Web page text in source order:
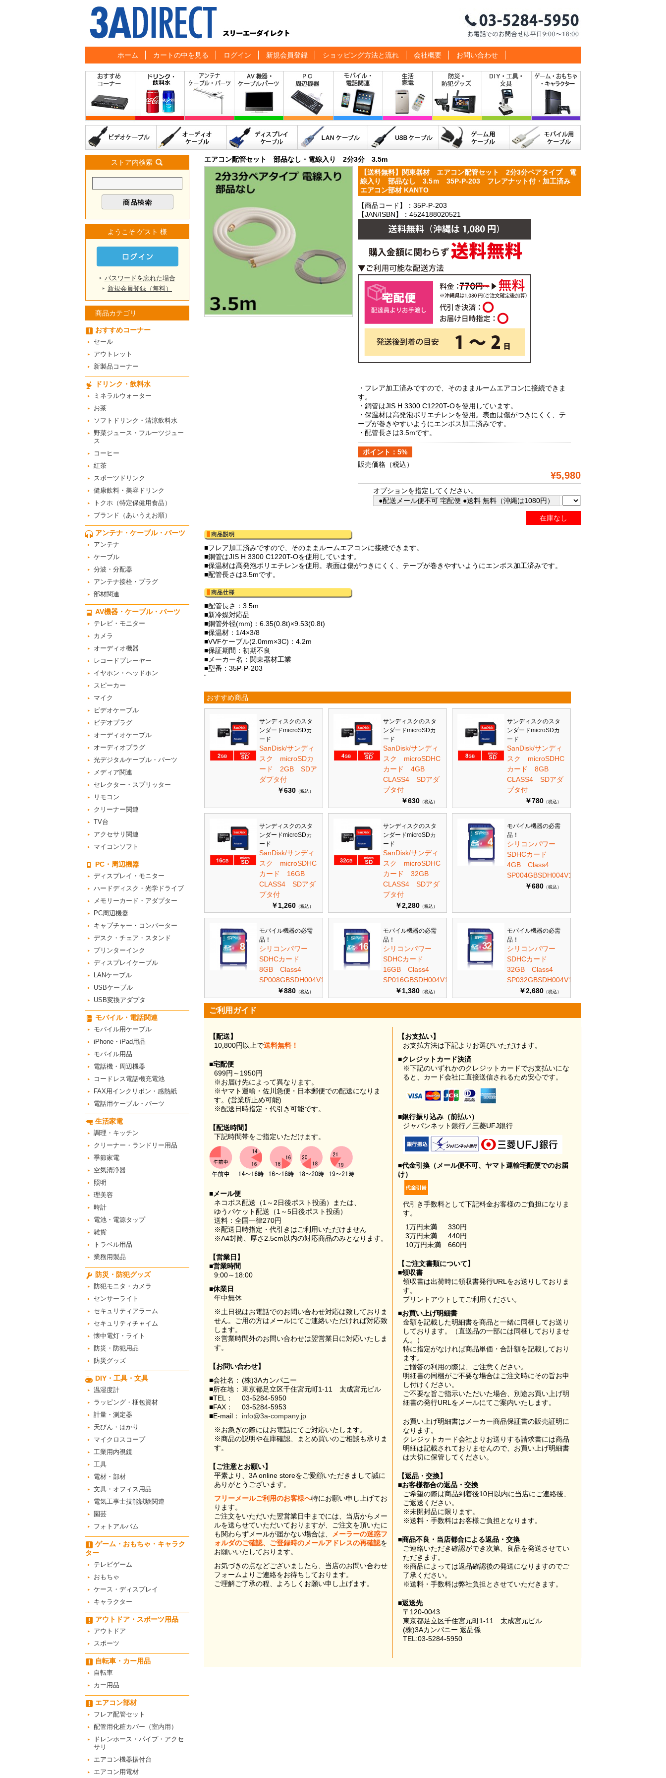
ホーム カートの中を見る ログイン 新規会員登録 ショッピング方法と流れ 会社概要 お問い合わせ
ストア内検索
ようこそ ゲスト 様
パスワードを忘れた場合
新規会員登録（無料）
商品カテゴリ
おすすめコーナー
セール
アウトレット
新製品コーナー
ドリンク・飲料水
ミネラルウォーター
お茶
ソフトドリンク・清涼飲料水
野菜ジュース・フルーツジュー
ス
コーヒー
紅茶
スポーツドリンク
健康飲料・美容ドリンク
トクホ（特定保健用食品）
ブランド（あいうえお順）
アンテナ・ケーブル・パーツ
アンテナ
ケーブル
分波・分配器
アンテナ接栓・プラグ
部材関連
AV機器・ケーブル・パーツ
テレビ・モニター
カメラ
オーディオ機器
レコードプレーヤー
イヤホン・ヘッドホン
スピーカー
マイク
ビデオケーブル
ビデオプラグ
オーディオケーブル
オーディオプラグ
光デジタルケーブル・パーツ
メディア関連
セレクター・スプリッター
リモコン
クリーナー関連
TV台
アクセサリ関連
マイコンソフト
PC・周辺機器
ディスプレイ・モニター
ハードディスク・光学ドライブ
メモリーカード・アダプター
PC周辺機器
キャプチャー・コンバーター
デスク・チェア・スタンド
プリンターインク
ディスプレイケーブル
LANケーブル
USBケーブル
USB変換アダプタ
モバイル・電話関連
モバイル用ケーブル
iPhone・iPad用品
モバイル用品
電話機・周辺機器
コードレス電話機充電池
FAX用インクリボン・感熱紙
電話用ケーブル・パーツ
生活家電
調理・キッチン
クリーナー・ランドリー用品
季節家電
空気清浄器
照明
理美容
時計
電池・電源タップ
雑貨
トラベル用品
業務用製品
防災・防犯グッズ
防犯モニタ・カメラ
センサーライト
セキュリティアラーム
セキュリティチャイム
懐中電灯・ライト
防災・防犯用品
防災グッズ
DIY・工具・文具
温湿度計
ラッピング・梱包資材
計量・測定器
天びん・はかり
マイクロスコープ
工業用内視鏡
工具
電材・部材
文具・オフィス用品
電気工事士技能試験関連
園芸
フォトアルバム
ゲーム・おもちゃ・キャラク
ター
テレビゲーム
おもちゃ
ケース・ディスプレイ
キャラクター
アウトドア・スポーツ用品
アウトドア
スポーツ
自転車・カー用品
自転車
カー用品
エアコン部材
フレア配管セット
配管用化粧カバー（室内用）
ドレンホース・パイプ・アクセ
サリ
エアコン機器据付台
エアコン用電材
エアコン配管セット 部品なし・電線入り 2分3分 3.5m
【送料無料】関東器材 エアコン配管セット 2分3分ペアタイプ 電
線入り 部品なし 3.5ｍ 35P-P-203 フレアナット付・加工済み
エアコン部材 KANTO
【商品コード】：35P-P-203
【JAN/ISBN】：4524188020521
・フレア加工済みですので、そのままルームエアコンに接続できま
す。
・銅管はJIS H 3300 C1220T-Oを使用しています。
・保温材は高発泡ポリエチレンを使用。表面は傷がつきにくく、テ
ープが巻きやすいようにエンボス加工済みです。
・配管長さは3.5mです。
ポイント：5%
販売価格 （税込）
¥5,980
オプションを指定してください。
●配送メール便不可 宅配便 ●送料 無料（沖縄は1080円）
在庫なし
■フレア加工済みですので、そのままルームエアコンに接続できます。
■銅管はJIS H 3300 C1220T-Oを使用しています。
■保温材は高発泡ポリエチレンを使用。表面は傷がつきにくく、テープが巻きやすいようにエンボス加工済みです。
■配管長さは3.5mです。
■配管長さ：3.5m
■新冷媒対応品
■銅管外径(mm)：6.35(0.8t)×9.53(0.8t)
■保温材：1/4×3/8
■VVFケーブル(2.0mm×3C)：4.2m
■保証期間：初期不良
■メーカー名：関東器材工業
■型番：35P-P-203
“
おすすめ商品
サンディスクのスタ
ンダードmicroSDカ
ード
SanDisk/サンディ
スク microSDカ
ード 2GB SDア
ダプタ付
￥630 （税込）
サンディスクのスタ
ンダードmicroSDカ
ード
SanDisk/サンディ
スク microSDHC
カード 4GB
CLASS4 SDアダ
プタ付
￥630 （税込）
サンディスクのスタ
ンダードmicroSDカ
ード
SanDisk/サンディ
スク microSDHC
カード 8GB
CLASS4 SDアダ
プタ付
￥780 （税込）
サンディスクのスタ
ンダードmicroSDカ
ード
SanDisk/サンディ
スク microSDHC
カード 16GB
CLASS4 SDアダ
プタ付
￥1,260 （税込）
サンディスクのスタ
ンダードmicroSDカ
ード
SanDisk/サンディ
スク microSDHC
カード 32GB
CLASS4 SDアダ
プタ付
￥2,280 （税込）
モバイル機器の必需
品！
シリコンパワー
SDHCカード
4GB Class4
SP004GBSDH004V10
￥680 （税込）
モバイル機器の必需
品！
シリコンパワー
SDHCカード
8GB Class4
SP008GBSDH004V10
￥880 （税込）
モバイル機器の必需
品！
シリコンパワー
SDHCカード
16GB Class4
SP016GBSDH004V10
￥1,380 （税込）
モバイル機器の必需
品！
シリコンパワー
SDHCカード
32GB Class4
SP032GBSDH004V10
￥2,680 （税込）
ご利用ガイド
【配送】
10,800円以上で送料無料！
■宅配便
699円～1950円
※お届け先によって異なります。
※ヤマト運輸・佐川急便・日本郵便での配送になりま
す。(営業所止め可能)
※配送日時指定・代引き可能です。
【配送時間】
下記時間帯をご指定いただけます。
■メール便
ネコポス配送（1～2日後ポスト投函）または、
ゆうパケット配送（1～5日後ポスト投函）
送料：全国一律270円
※配送日時指定・代引きはご利用いただけません
※A4封筒、厚さ2.5cm以内の対応商品のみとなります。
【営業日】
■営業時間
9:00～18:00
■休業日
年中無休
※土日祝はお電話でのお問い合わせ対応は致しておりま
せん。ご用の方はメールにてご連絡いただければ対応致
します。
※営業時間外のお問い合わせは翌営業日に対応いたしま
す。
【お問い合わせ】
■会社名： (株)3Aカンパニー
■所在地： 東京都足立区千住宮元町1-11 太成宮元ビル
■TEL：
03-5284-5950
■FAX：
03-5284-5953
■E-mail：
info@3a-company.jp
※お急ぎの際にはお電話にてご対応いたします。
※商品の説明や在庫確認、まとめ買いのご相談も承りま
す。
【ご注意とお願い】
平素より、3A online storeをご愛顧いただきまして誠に
ありがとうございます。
フリーメールご利用のお客様へ特にお願い申し上げてお
ります。
ご注文をいただいた翌営業日中までには、当店からメー
ルを送らせていただいておりますが、ご注文を頂いたに
も関わらずメールが届かない場合は、
メーラーの迷惑フ
ォルダのご確認、ご登録時のメールアドレスの再確認を
お願いいたしております。
お気づきの点などございましたら、当店のお問い合わせ
フォームよりご連絡をお待ちしております。
ご理解ご了承の程、よろしくお願い申し上げます。
【お支払い】
お支払方法は下記よりお選びいただけます。
■クレジットカード決済
※下記のいずれかのクレジットカードでお支払いにな
ると、カード会社に直接送信されるため安心です。
■銀行振り込み（前払い）
ジャパンネット銀行／三菱UFJ銀行
■代金引換（メール便不可、ヤマト運輸宅配便でのお届
け）
代引き手数料として下記料金お客様のご負担になりま
す。
1万円未満
330円
3万円未満
440円
10万円未満
660円
【ご注文書類について】
■領収書
領収書は出荷時に領収書発行URLをお送りしておりま
す。
プリントアウトしてご利用ください。
■お買い上げ明細書
金額を記載した明細書を商品と一緒に同梱してお送り
しております。（直送品の一部には同梱しておりませ
ん。）
特に指定がなければ商品単価・合計額を記載しており
ます。
ご贈答の利用の際は、ご注意ください。
明細書の同梱がご不要な場合はご注文時にその旨お申
し付けください。
ご不要な旨ご指示いただいた場合、別途お買い上げ明
細書の発行URLをメールにてご案内いたします。
お買い上げ明細書はメーカー商品保証書の販売証明に
なります。
クレジットカード会社よりお送りする請求書には商品
明細は記載されておりませんので、お買い上げ明細書
は大切に保管してください。
【返品・交換】
■お客様都合の返品・交換
ご希望の際は商品到着後10日以内に当店にご連絡後、
ご返送ください。
※未開封品に限ります。
※送料・手数料はお客様ご負担となります。
■商品不良・当店都合による返品・交換
ご連絡いただき確認ができ次第、良品を発送させてい
ただきます。
※商品によっては返品確認後の発送になりますのでご
了承ください。
※送料・手数料は弊社負担とさせていただきます。
■返送先
〒120-0043
東京都足立区千住宮元町1-11 太成宮元ビル
(株)3Aカンパニー 返品係
TEL:03-5284-5950